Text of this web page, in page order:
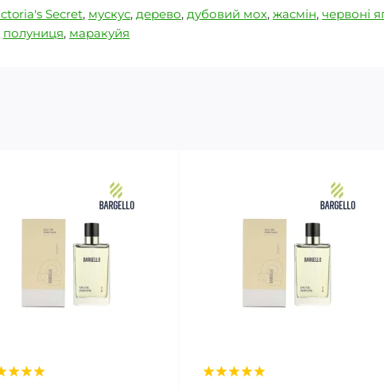
Secret, мускус, дерево, дубовий мох, жасмін, червоні
полуниця, маракуйя